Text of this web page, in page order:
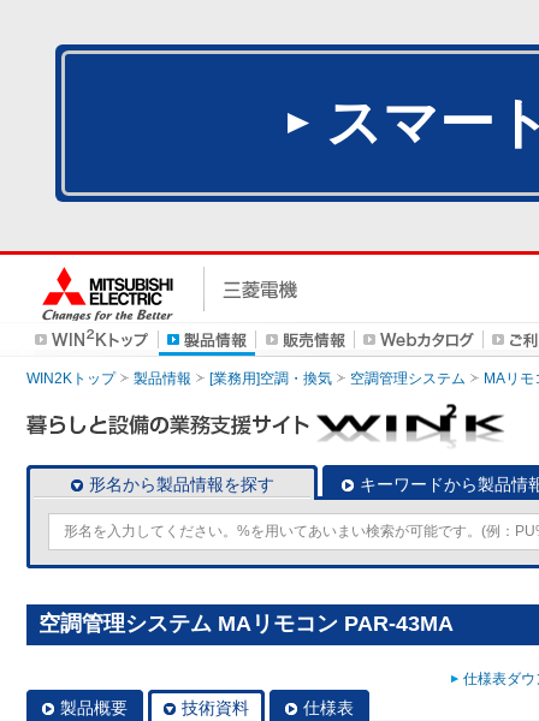
スマー
WIN2Kトップ 製品情報 [業務用]空調・換気 空調管理システム MAリモ
形名から製品情報を探す キーワードから製品情
空調管理システム MAリモコン PAR-43MA
仕様表ダ
製品概要 技術資料 仕様表